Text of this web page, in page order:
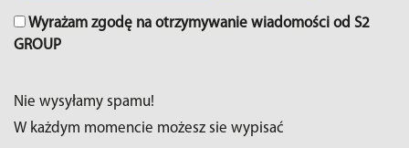
Wyrażam zgodę na otrzymywanie wiadomości od S2
GROUP
Nie wysyłamy spamu!
W każdym momencie możesz sie wypisać